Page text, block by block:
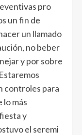
pro
un fin de
un llamado
no beber
y por sobre
controles para
lo más
y
el seremi